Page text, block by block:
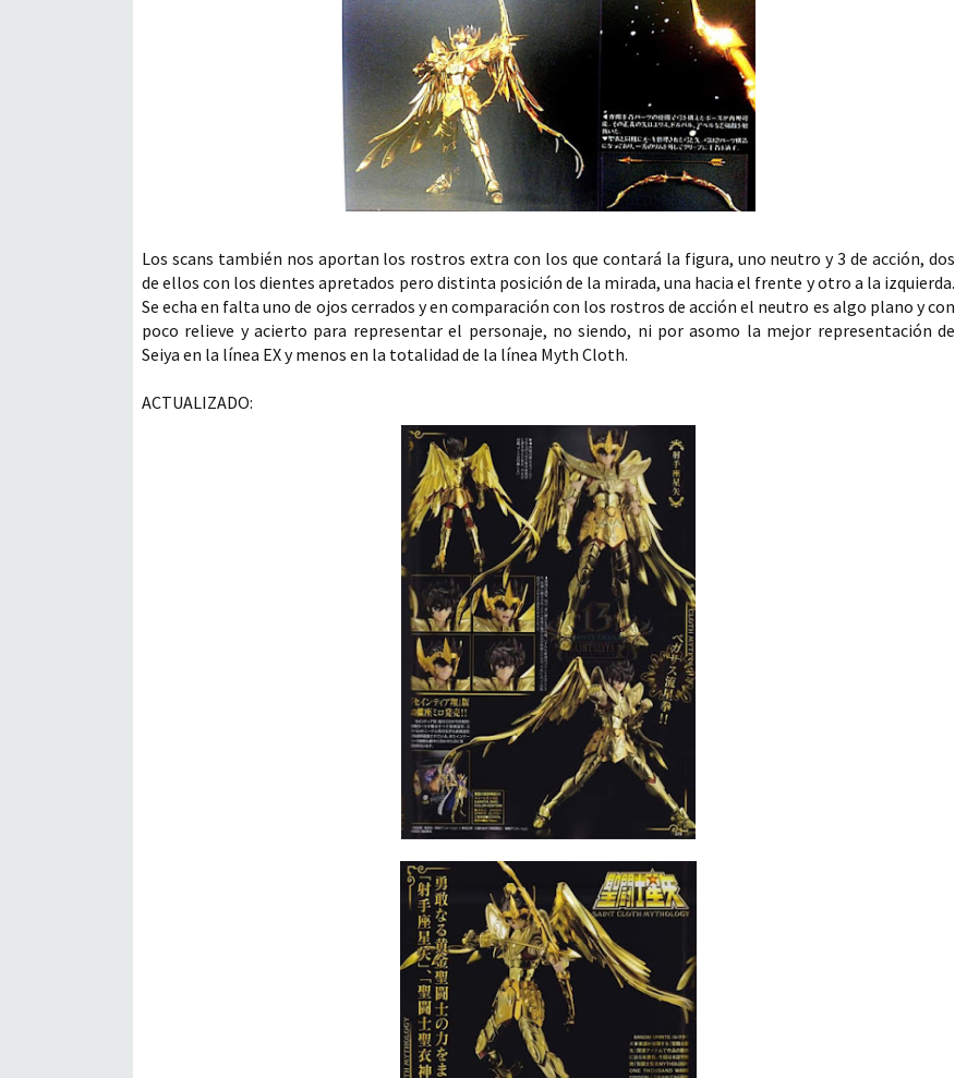
Los scans también nos aportan los rostros extra con los que contará la figura, uno neutro y 3 de acción, dos
de ellos con los dientes apretados pero distinta posición de la mirada, una hacia el frente y otro a la izquierda.
Se echa en falta uno de ojos cerrados y en comparación con los rostros de acción el neutro es algo plano y con
poco relieve y acierto para representar el personaje, no siendo, ni por asomo la mejor representación de
Seiya en la línea EX y menos en la totalidad de la línea Myth Cloth.
ACTUALIZADO: